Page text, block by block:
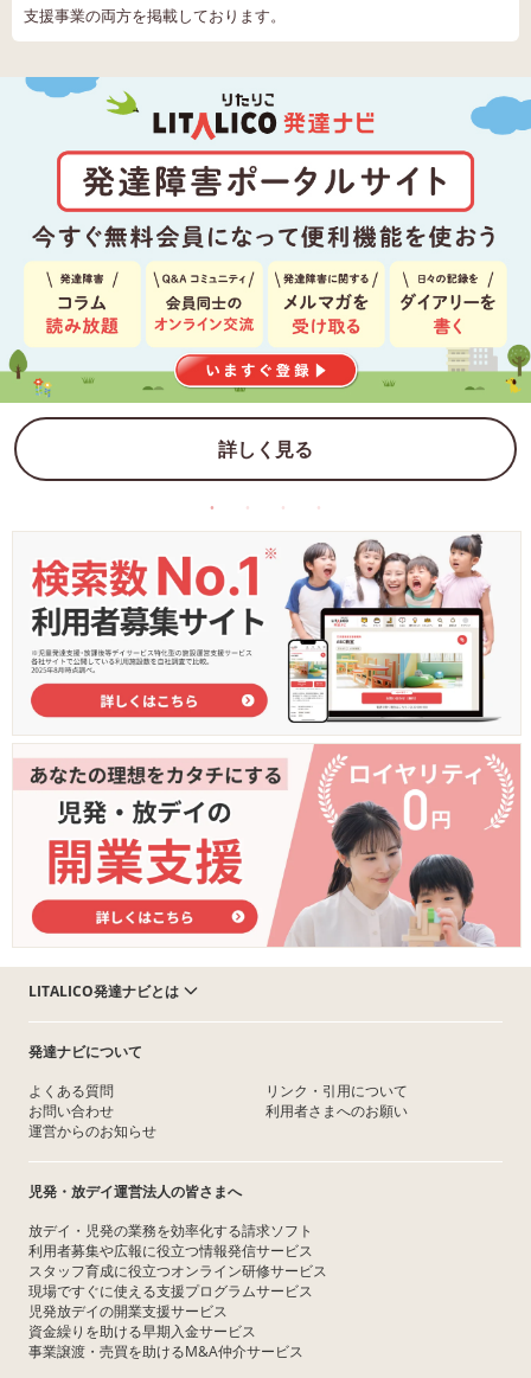
支援事業の両方を掲載しております。
詳しく見る
LITALICO発達ナビとは
発達ナビについて
よくある質問
お問い合わせ
運営からのお知らせ
リンク・引用について
利用者さまへのお願い
児発・放デイ運営法人の皆さまへ
放デイ・児発の業務を効率化する請求ソフト
利用者募集や広報に役立つ情報発信サービス
スタッフ育成に役立つオンライン研修サービス
現場ですぐに使える支援プログラムサービス
児発放デイの開業支援サービス
資金繰りを助ける早期入金サービス
事業譲渡・売買を助けるM&A仲介サービス